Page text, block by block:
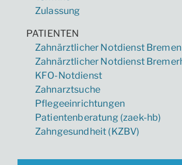
Zulassung
PATIENTEN
Zahnärztlicher Notdienst Bremen
Zahnärztlicher Notdienst
KFO-Notdienst
Zahnarztsuche
Pflegeeinrichtungen
Patientenberatung (zaek-hb)
Zahngesundheit (KZBV)